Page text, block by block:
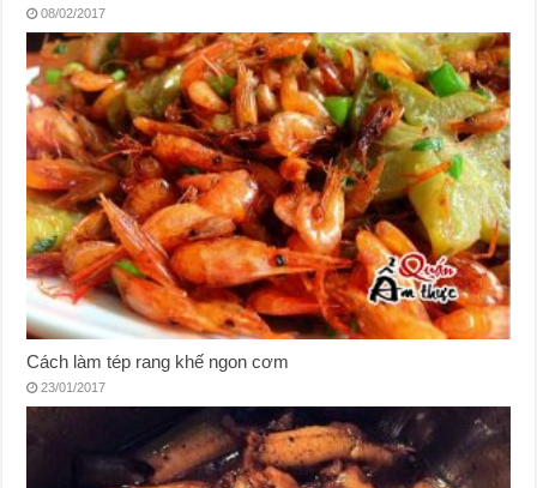
08/02/2017
Cách làm tép rang khế ngon cơm
23/01/2017